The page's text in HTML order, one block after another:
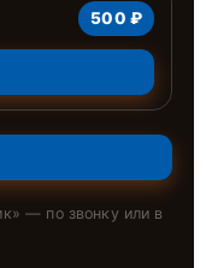
500 ₽
» — по звонку или в